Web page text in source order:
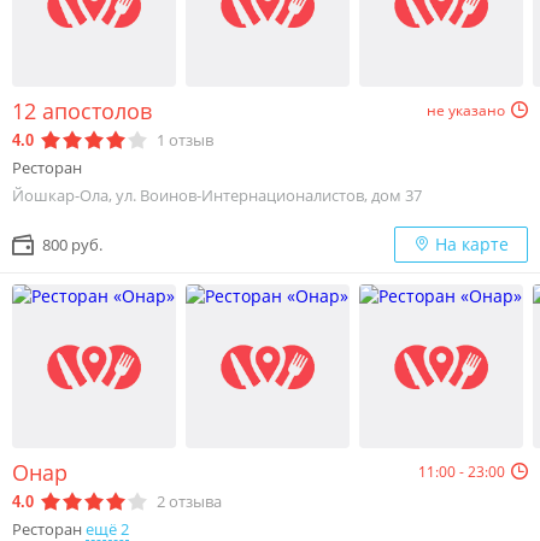
12 апостолов не указано
4.0 1 отзыв
Ресторан
Йошкар-Ола, ул. Воинов-Интернационалистов, дом 37
800 руб. На карте
Онар 11:00 - 23:00
4.0 2отзыва
Ресторан ещё 2